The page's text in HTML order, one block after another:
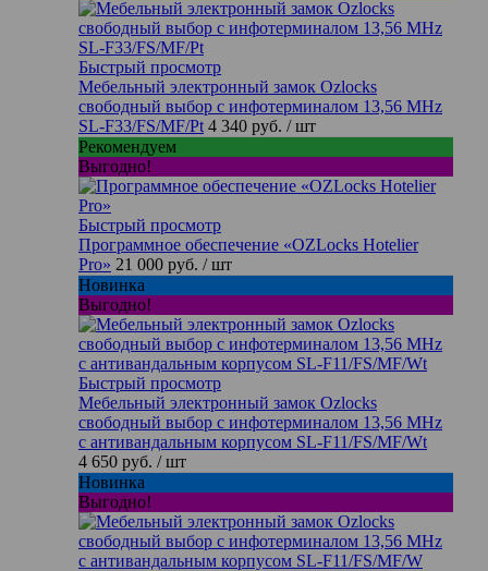
Быстрый просмотр
Мебельный электронный замок Ozlocks
свободный выбор с инфотерминалом 13,56 MHz
SL-F33/FS/MF/Pt 4 340 руб. / шт
Рекомендуем
Выгодно!
Быстрый просмотр
Программное обеспечение «OZLocks Hotelier
Pro» 21 000 руб. / шт
Новинка
Выгодно!
Быстрый просмотр
Мебельный электронный замок Ozlocks
свободный выбор с инфотерминалом 13,56 MHz
с антивандальным корпусом SL-F11/FS/MF/Wt
4 650 руб. / шт
Новинка
Выгодно!